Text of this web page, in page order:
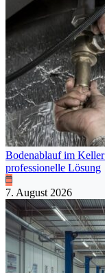
Bodenablauf im
professionelle Lösung
7. August 2026